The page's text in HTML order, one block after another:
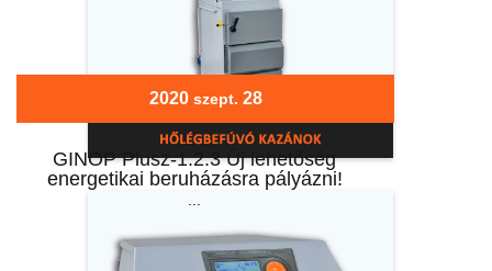
2020 szept. 28
GINOP Plusz-1.2.3 Új lehetőség
energetikai beruházásra pályázni!